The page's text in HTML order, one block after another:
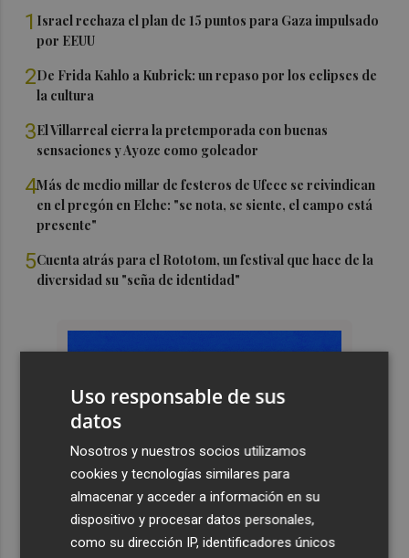
1 Israel rechaza el plan de 15 puntos para Gaza impulsado
por EEUU
2De Frida Kahlo a Kubrick: un repaso por los eclipses de
la cultura
3El Villarreal cierra la pretemporada con buenas
sensaciones y Ayoze como goleador
4Más de medio millar de festeros de Ufece se reivindican
en el pregón en Elche: "se nota, se siente, el campo está
presente"
5Cuenta atrás para el Rototom, un festival que hace de la
diversidad su "seña de identidad"
Uso responsable de sus
datos
Nosotros y nuestros socios utilizamos
cookies y tecnologías similares para
almacenar y acceder a información en su
dispositivo y procesar datos personales,
como su dirección IP, identificadores únicos